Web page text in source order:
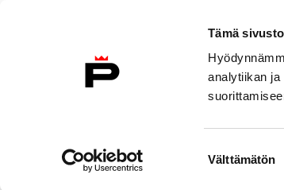
Tämä
analytiikan
valinta
Välttämätön
Etusivu
Emilia Pennanen, Mirage